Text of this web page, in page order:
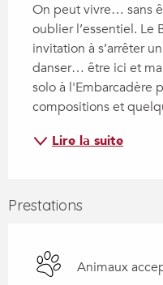
On peut vivre… sans
oublier l’essentiel. Le
invitation à s’arrêter
danser… être ici et
solo à l'Embarcadère
compositions et
Lire la suite
Prestations
Animaux